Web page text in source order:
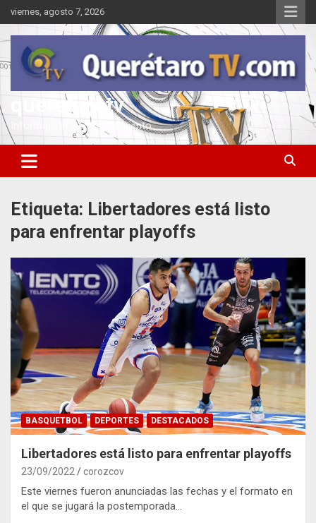
Saltar
al
contenido
viernes, agosto 7, 2026
queretarotv
Información y entretenimiento
Etiqueta: Libertadores está listo
para enfrentar playoffs
BASQUETBOL DEPORTES DESTACADOS
Libertadores está listo para enfrentar playoffs
23/09/2022 corozcov
Este viernes fueron anunciadas las fechas y el formato en
el que se jugará la postemporada…